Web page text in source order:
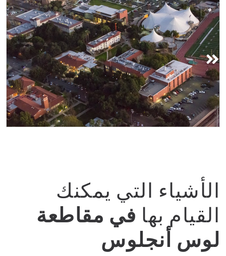
حرم الجامعة
الأشياء التي يمكنك
القيام بها في مقاطعة
لوس أنجلوس